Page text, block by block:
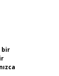
bir